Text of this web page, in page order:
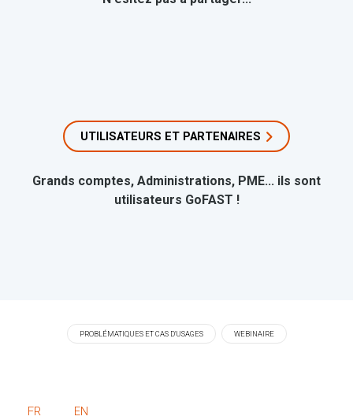
UTILISATEURS ET PARTENAIRES
Grands comptes, Administrations, PME... ils sont
utilisateurs GoFAST !
PROBLÉMATIQUES ET CAS D'USAGES WEBINAIRE
FR EN